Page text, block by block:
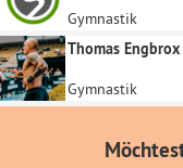
Gymnastik
Thomas Engbrox
Gymnastik